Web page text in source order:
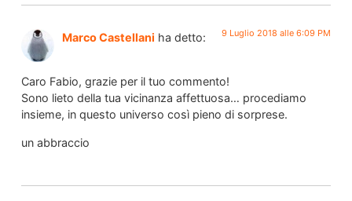
Marco Castellani ha detto: 9 Luglio 2018 alle 6:09 PM
Caro Fabio, grazie per il tuo commento!
Sono lieto della tua vicinanza affettuosa… procediamo
insieme, in questo universo così pieno di sorprese.
un abbraccio